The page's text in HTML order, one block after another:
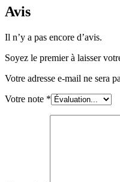
Avis
Il n’y a pas encore d’avis.
Soyez le premier à laisser
Votre adresse e-mail ne sera
Votre note *